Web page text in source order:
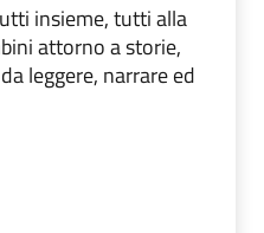
insieme, tutti alla
attorno a storie,
leggere, narrare ed